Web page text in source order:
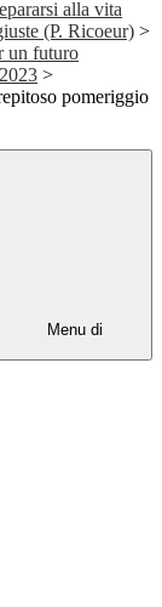
alla vita
(P. Ricoeur) >
un futuro
>
pomeriggio
Menu di